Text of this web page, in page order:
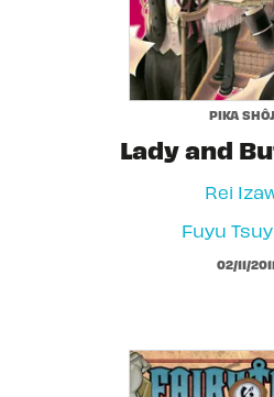
PIKA
Lady and
Rei
Fuyu
02/11/